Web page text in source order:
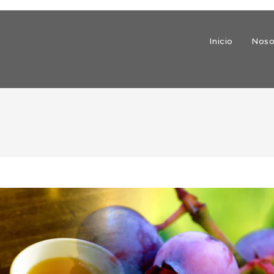
Inicio